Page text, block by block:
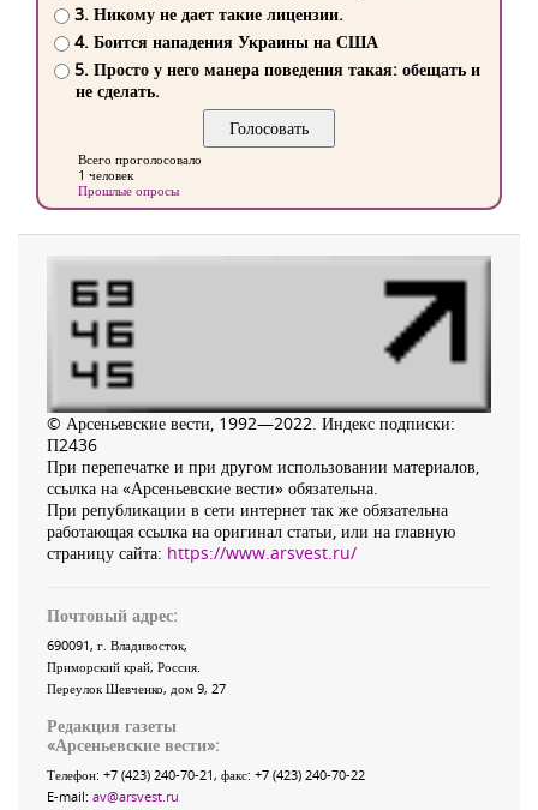
3. Никому не дает такие лицензии.
4. Боится нападения Украины на США
5. Просто у него манера поведения такая: обещать и
не сделать.
Всего проголосовало
1 человек
Прошлые опросы
© Арсеньевские вести, 1992—2022. Индекс подписки:
П2436
При перепечатке и при другом использовании материалов,
ссылка на «Арсеньевские вести» обязательна.
При републикации в сети интернет так же обязательна
работающая ссылка на оригинал статьи, или на главную
страницу сайта: https://www.arsvest.ru/
Почтовый адрес:
690091, г. Владивосток,
Приморский край, Россия
Переулок Шевченко, дом 9, 27
Редакция газеты
«Арсеньевские вести»:
Телефон: +7 (423) 240-70-21, факс: +7 (423) 240-70-22
E-mail: av@arsvest.ru